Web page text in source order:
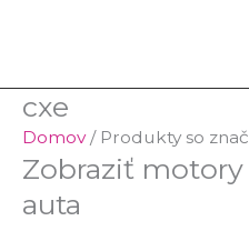
cxe
Domov/ Produkty so
Zobraziť
auta